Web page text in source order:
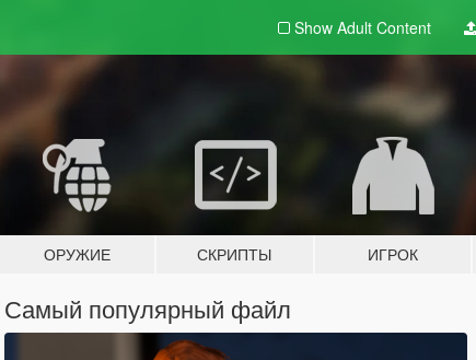
Show Adult Content
ОРУЖИЕ СКРИПТЫ ИГРОК
Самый популярный файл